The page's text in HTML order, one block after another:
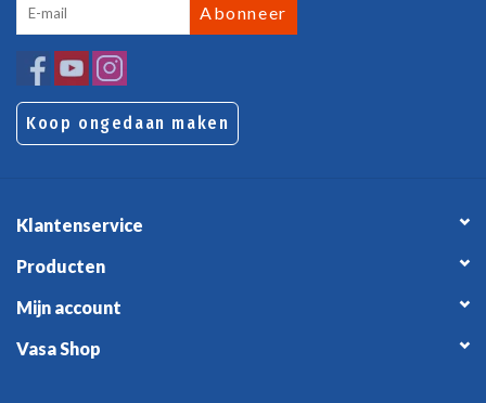
Abonneer
Koop ongedaan maken
Klantenservice
Producten
Mijn account
Vasa Shop